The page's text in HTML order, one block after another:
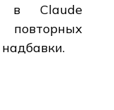
в Claude